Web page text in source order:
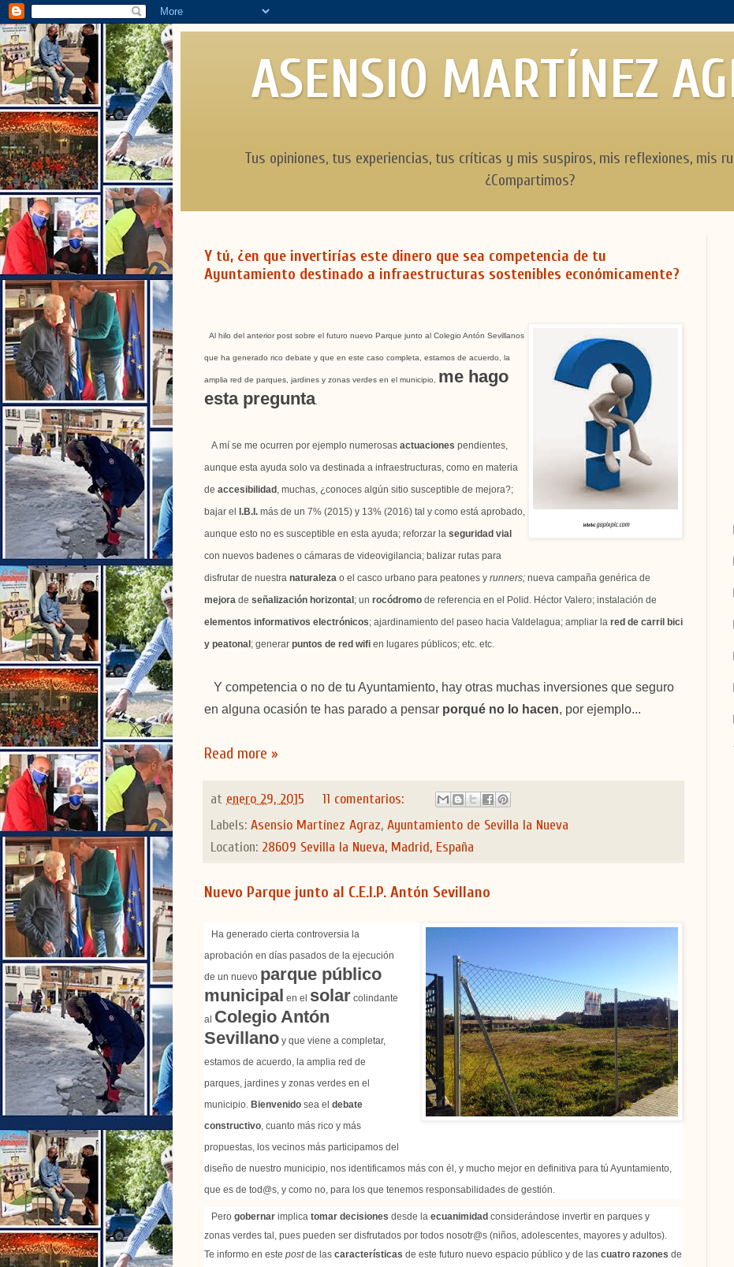
ASENSIO MARTÍNEZ
Tus opiniones, tus experiencias, tus críticas y mis suspiros, mis reflexiones, mis
¿Compartimos?
Y tú, ¿en que invertirías este dinero que sea competencia de tu
Ayuntamiento destinado a infraestructuras sostenibles económicamente?
www.gopixpic.com
Al hilo del anterior post sobre el futuro nuevo Parque junto al Colegio Antón Sevillanos
que ha generado rico debate y que en este caso completa, estamos de acuerdo, la
amplia red de parques, jardines y zonas verdes en el municipio, me hago
esta pregunta.
A mí se me ocurren por ejemplo numerosas actuaciones pendientes,
aunque esta ayuda solo va destinada a infraestructuras, como en materia
de accesibilidad , muchas, ¿conoces algún sitio susceptible de mejora?;
bajar el
I.B.I. más de un 7% (2015) y 13% (2016) tal y como está aprobado,
aunque esto no es susceptible en esta ayuda; reforzar la seguridad vial
con nuevos badenes o cámaras de videovigilancia; balizar rutas para
disfrutar de nuestra naturaleza o el casco urbano para peatones y runners; nueva campaña genérica de
mejora de señalización horizontal ; un rocódromo de referencia en el Polid. Héctor Valero; instalación de
elementos informativos electrónicos; ajardinamiento del paseo hacia Valdelagua; ampliar la red de carril bici
y peatonal ; generar puntos de red wifi en lugares públicos; etc. etc.
Y competencia o no de tu Ayuntamiento, hay otras muchas inversiones que seguro
en alguna ocasión te has parado a pensar porqué no lo hacen, por ejemplo...
Read more »
at enero 29, 2015
11 comentarios:
Labels: Asensio Martínez Agraz, Ayuntamiento de Sevilla la Nueva
Location: 28609 Sevilla la Nueva, Madrid, España
Nuevo Parque junto al C.E.I.P. Antón Sevillano
Ha generado cierta controversia la
aprobación en días pasados de la ejecución
de un nuevo parque público
municipal en el solar colindante
al Colegio Antón
Sevillano y que viene a completar,
estamos de acuerdo, la amplia red de
parques, jardines y zonas verdes en el
municipio. Bienvenido sea el debate
constructivo, cuanto más rico y más
propuestas, los vecinos más participamos del
diseño de nuestro municipio, nos identificamos más con él, y mucho mejor en definitiva para tú Ayuntamiento,
que es de tod@s, y como no, para los que tenemos responsabilidades de gestión.
Pero gobernar implica tomar decisiones desde la ecuanimidad considerándose invertir en parques y
zonas verdes tal, pues pueden ser disfrutados por todos nosotr@s (niños, adolescentes, mayores y adultos).
Te informo en este postde las características de este futuro nuevo espacio público y de las cuatro razones de